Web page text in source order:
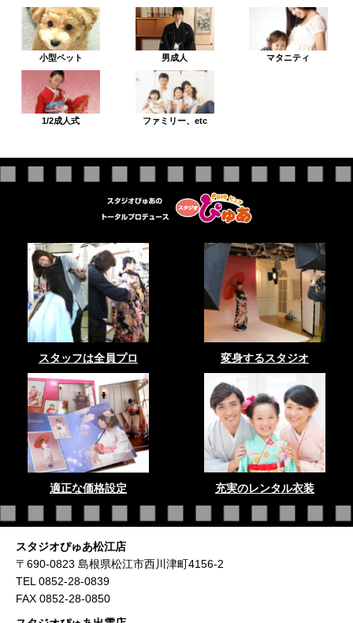
小型ペット 男成人 マタニティ
1/2成人式 ファミリー、etc
スタッフは全員プロ 変身するスタジオ
適正な価格設定 充実のレンタル衣装
スタジオぴゅあ松江店
〒690-0823 島根県松江市西川津町4156-2
TEL 0852-28-0839
FAX 0852-28-0850